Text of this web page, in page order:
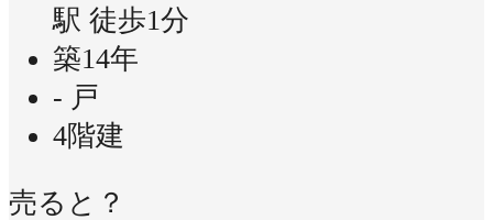
駅 徒歩1分
築14年
- 戸
4階建
売ると？